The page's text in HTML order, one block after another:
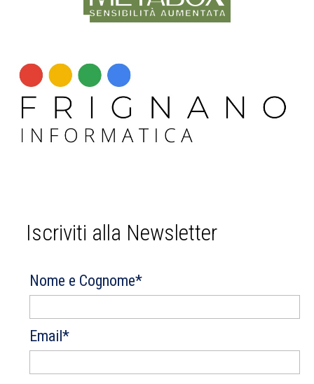
Iscriviti alla Newsletter
Nome e Cognome*
Email*